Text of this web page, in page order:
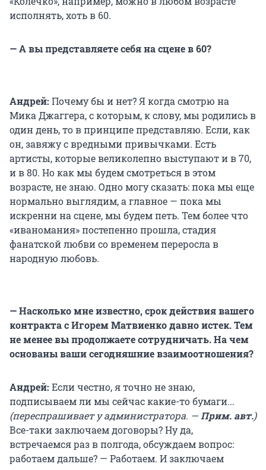
исполнять, хоть в 60.
— А вы представляете себя на сцене в 60?
Андрей: Почему бы и нет? Я когда смотрю на
Мика Джаггера, с которым, к слову, мы родились в
один день, то в принципе представляю. Если, как
он, завяжу с вредными привычками. Есть
артисты, которые великолепно выступают и в 70,
и в 80. Но как мы будем смотреться в этом
возрасте, не знаю. Одно могу сказать: пока мы еще
нормально выглядим, а главное — пока мы
искренни на сцене, мы будем петь. Тем более что
«иваномания» постепенно прошла, стадия
фанатской любви со временем переросла в
народную любовь.
— Насколько мне известно, срок действия вашего
контракта с Игорем Матвиенко давно истек. Тем
не менее вы продолжаете сотрудничать. На чем
основаны ваши сегодняшние взаимоотношения?
Андрей: Если честно, я точно не знаю,
подписываем ли мы сейчас какие-то бумаги...
(переспрашивает у администратора. — Прим. авт.)
Все-таки заключаем договоры? Ну да,
встречаемся раз в полгода, обсуждаем вопрос:
работаем дальше? — Работаем. И заключаем